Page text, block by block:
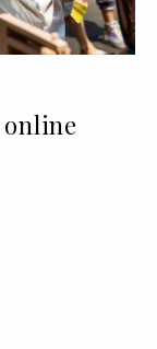
online